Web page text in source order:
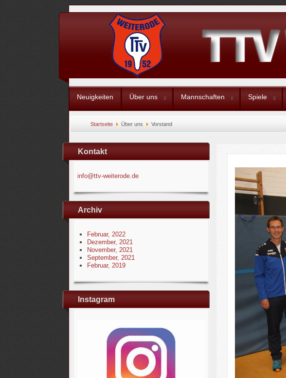
Neuigkeiten Über uns Mannschaften Spiele
Startseite Über uns Vorstand
Kontakt
info@ttv-weiterode.de
Archiv
Februar, 2022
Dezember, 2021
November, 2021
September, 2021
Februar, 2019
Instagram